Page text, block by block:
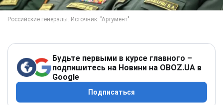
Будьте первыми в курсе главного –
подпишитесь на Новини на OBOZ.UA в
Google
Подписаться